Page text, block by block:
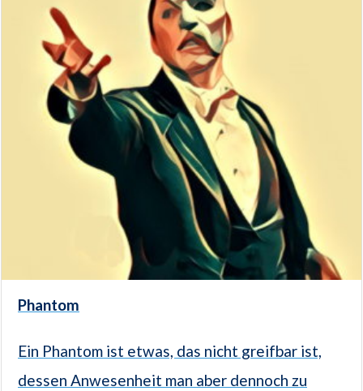
Phantom
Ein Phantom ist etwas, das nicht greifbar ist,
dessen Anwesenheit man aber dennoch zu